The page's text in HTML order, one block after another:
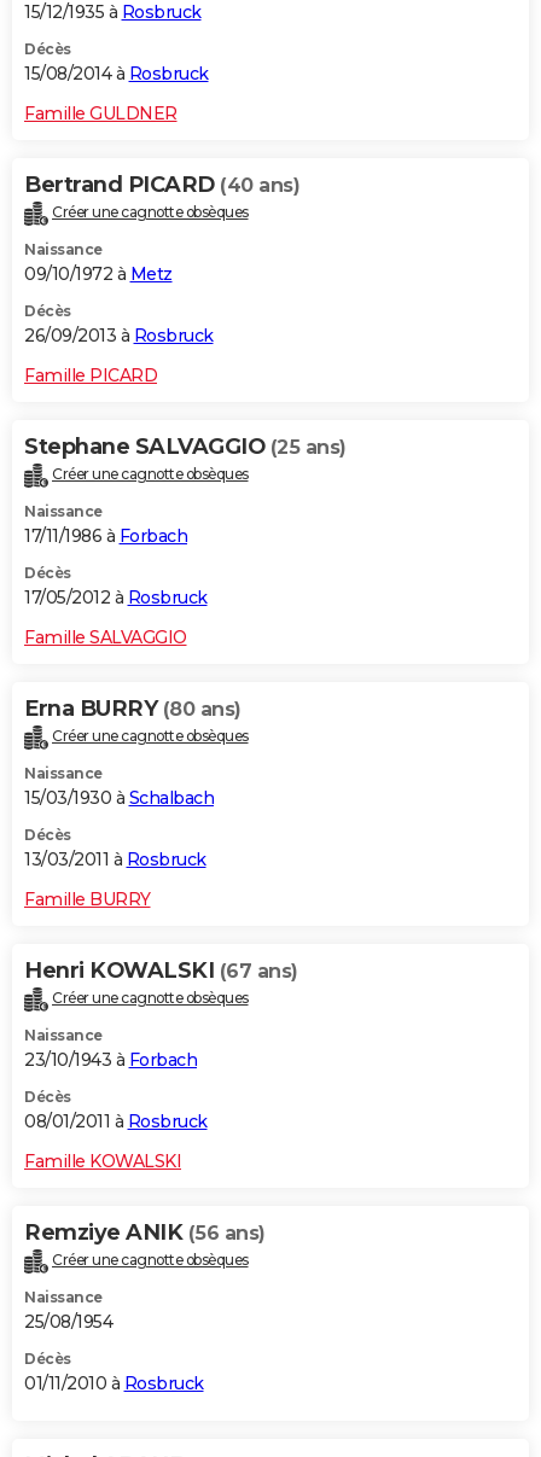
15/12/1935 à Rosbruck
Décès
15/08/2014 à Rosbruck
Famille GULDNER
Bertrand PICARD (40 ans)
Créer une cagnotte obsèques
Naissance
09/10/1972 à Metz
Décès
26/09/2013 à Rosbruck
Famille PICARD
Stephane SALVAGGIO (25 ans)
Créer une cagnotte obsèques
Naissance
17/11/1986 à Forbach
Décès
17/05/2012 à Rosbruck
Famille SALVAGGIO
Erna BURRY (80 ans)
Créer une cagnotte obsèques
Naissance
15/03/1930 à Schalbach
Décès
13/03/2011 à Rosbruck
Famille BURRY
Henri KOWALSKI (67 ans)
Créer une cagnotte obsèques
Naissance
23/10/1943 à Forbach
Décès
08/01/2011 à Rosbruck
Famille KOWALSKI
Remziye ANIK (56 ans)
Créer une cagnotte obsèques
Naissance
25/08/1954
Décès
01/11/2010 à Rosbruck